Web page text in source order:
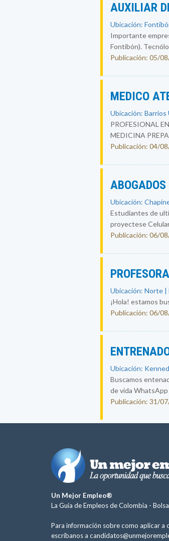
AUXILIAR
Ubicación:
Importante
Fontibón).
Publicación: 05/
MEDICO
Ubicación:
PROFESIONAL
MEDICINA
Publicación: 04/
ABOGADOS
Ubicación:
Estudiantes de
proyectese
Publicación: 06/
Ubicación: Norte
¡Hola! estamos
Publicación: 06/
Ubicación:
Buscamos
de vida
Publicación: 31/
Un Mejor Empleo®
La Guía de Empleos de Colombia -
Para información sobre como aplicar a
escríbanos a